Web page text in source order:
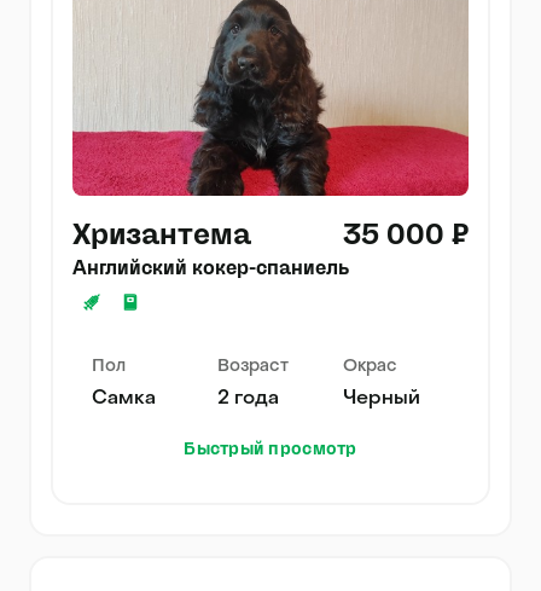
Хризантема 35 000 ₽
Английский кокер-спаниель
Пол
Самка
Возраст
2 года
Окрас
Черный
Быстрый просмотр